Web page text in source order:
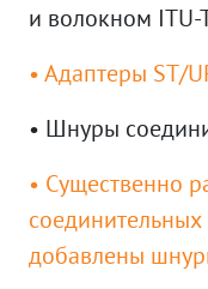
и волокном ITU-
• Адаптеры ST/
• Шнуры
• Существенно
добавлены